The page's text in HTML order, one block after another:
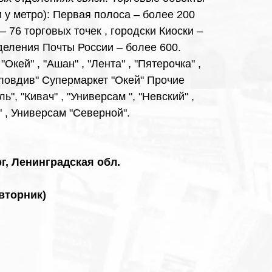
у метро): Первая полоса – более 200
76 торговых точек , городски Киоски –
Почты России – более 600.
, "Ашан" , "Лента" , "Пятерочка" ,
Супермаркет "Окей" Прочие
"Кивач" , "Универсам ", "Невский" ,
, Универсам "Северной".
Ленинградская обл.